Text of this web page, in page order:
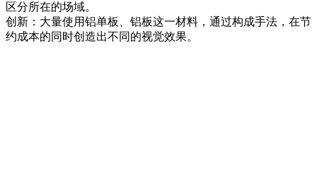
区分所在的场域。
创新： 大量使用铝单板、铝板这一材料，通过构成手法，在节
约成本的同时创造出不同的视觉效果。